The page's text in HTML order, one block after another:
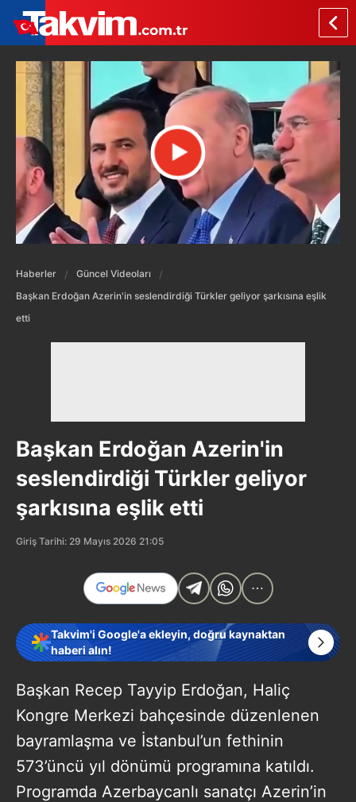
Haberler
Güncel Videoları
Başkan Erdoğan Azerin'in seslendirdiği Türkler geliyor şarkısına eşlik
etti
Başkan Erdoğan Azerin'in
seslendirdiği Türkler geliyor
şarkısına eşlik etti
Giriş Tarihi: 29 Mayıs 2026 21:05
Takvim'i Google'a ekleyin, doğru kaynaktan
haberi alın!
Başkan Recep Tayyip Erdoğan, Haliç
Kongre Merkezi bahçesinde düzenlenen
bayramlaşma ve İstanbul’un fethinin
573’üncü yıl dönümü programına katıldı.
Programda Azerbaycanlı sanatçı Azerin’in